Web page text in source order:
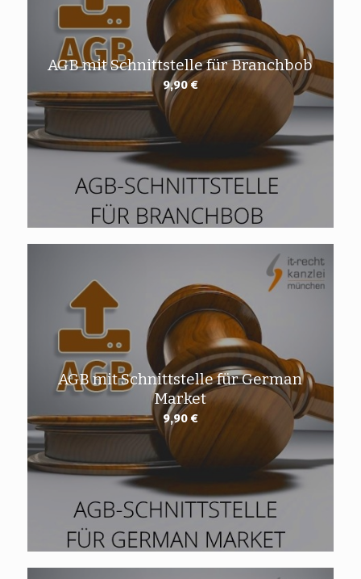
AGB mit Schnittstelle für Branchbob
9,90€
AGB mit Schnittstelle für German
Market
9,90€